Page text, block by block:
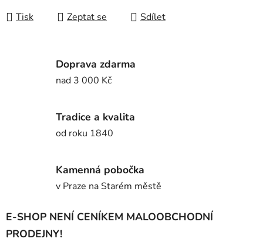
Tisk Zeptat se Sdílet
Doprava zdarma
nad 3 000 Kč
Tradice a kvalita
od roku 1840
Kamenná pobočka
v Praze na Starém městě
E-SHOP NENÍ CENÍKEM MALOOBCHODNÍ
PRODEJNY!